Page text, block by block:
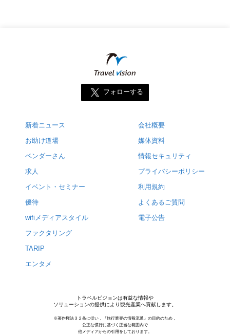
フォローする
新着ニュース
お助け道場
ベンダーさん
求人
イベント・セミナー
優待
wifiメディアスタイル
ファクタリング
TARIP
エンタメ
会社概要
媒体資料
情報セキュリティ
プライバシーポリシー
利用規約
よくあるご質問
電子公告
トラベルビジョンは有益な情報や
ソリューションの提供により観光産業へ貢献します。
※著作権法３２条に従い，『旅行業界の情報流通』の目的のため，
公正な慣行に基づく正当な範囲内で
他メディアからの引用をしております。